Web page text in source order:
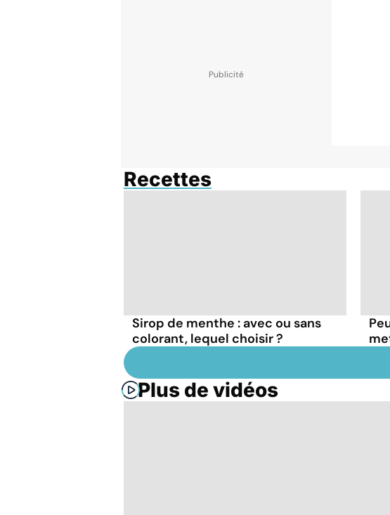
Recettes
Sirop de menthe : avec ou sans
colorant, lequel choisir ?
Plus de vidéos